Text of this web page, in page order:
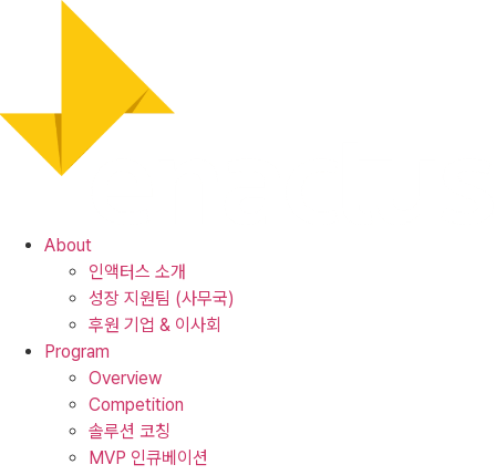
About
인액터스 소개
성장 지원팀 (사무국)
후원 기업 & 이사회
Program
Overview
Competition
솔루션 코칭
MVP 인큐베이션